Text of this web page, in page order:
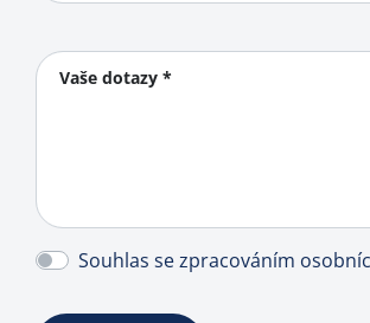
Vaše dotazy *
Souhlas se zpracováním